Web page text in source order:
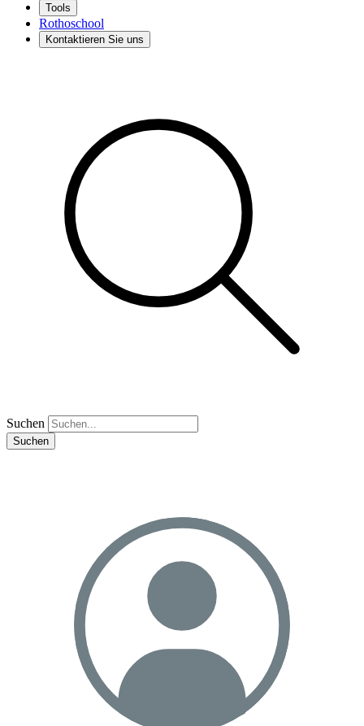
Tools
Rothoschool
Kontaktieren Sie uns
Suchen
Suchen